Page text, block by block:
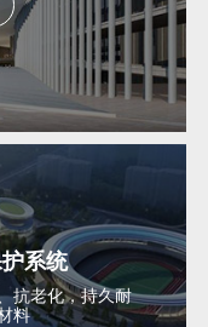
系统
抗老化，持久耐
料